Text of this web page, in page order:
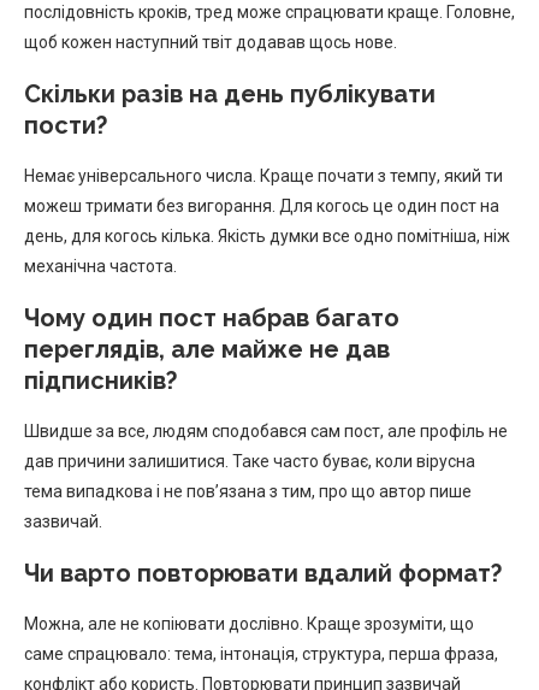
послідовність кроків, тред може спрацювати краще. Головне,
щоб кожен наступний твіт додавав щось нове.
Скільки разів на день публікувати
пости?
Немає універсального числа. Краще почати з темпу, який ти
можеш тримати без вигорання. Для когось це один пост на
день, для когось кілька. Якість думки все одно помітніша, ніж
механічна частота.
Чому один пост набрав багато
переглядів, але майже не дав
підписників?
Швидше за все, людям сподобався сам пост, але профіль не
дав причини залишитися. Таке часто буває, коли вірусна
тема випадкова і не пов’язана з тим, про що автор пише
зазвичай.
Чи варто повторювати вдалий формат?
Можна, але не копіювати дослівно. Краще зрозуміти, що
саме спрацювало: тема, інтонація, структура, перша фраза,
конфлікт або користь. Повторювати принцип зазвичай